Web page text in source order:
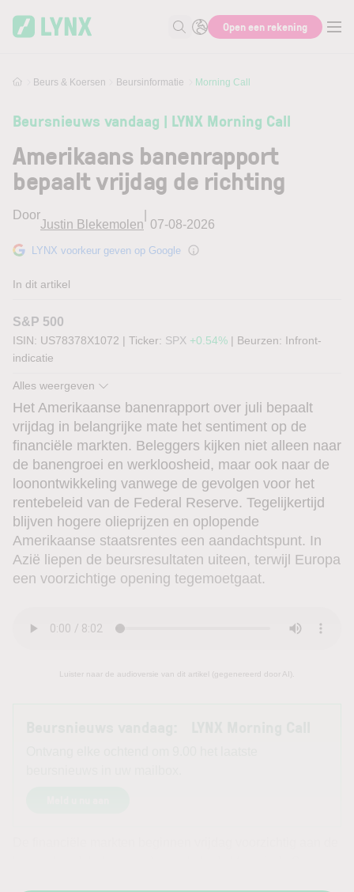
Zoek naar informatie
Open een rekening
Beurs & Koersen Beursinformatie Morning Call
Beursnieuws vandaag | LYNX Morning Call
Amerikaans banenrapport
bepaalt vrijdag de richting
Door
Justin Blekemolen 07-08-2026
LYNX voorkeur geven op Google
In dit artikel
S&P 500
ISIN: US78378X1072 | Ticker: SPX +0.54% | Beurzen: Infront-
indicatie
AMX -0,40 % DOW
Alles weergeven
Het Amerikaanse banenrapport over juli bepaalt
vrijdag in belangrijke mate het sentiment op de
financiële markten. Beleggers kijken niet alleen naar
de banengroei en werkloosheid, maar ook naar de
loonontwikkeling vanwege de gevolgen voor het
rentebeleid van de Federal Reserve. Tegelijkertijd
blijven hogere olieprijzen en oplopende
Amerikaanse staatsrentes een aandachtspunt. In
Azië liepen de beursresultaten uiteen, terwijl Europa
een voorzichtige opening tegemoetgaat.
Luister naar de audioversie van dit artikel (gegenereerd door AI).